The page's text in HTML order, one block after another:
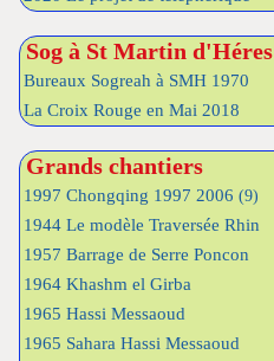
Sog à St Martin d'Héres
Bureaux Sogreah à SMH 1970
La Croix Rouge en Mai 2018
Grands chantiers
1997 Chongqing 1997 2006 (9)
1944 Le modèle Traversée Rhin
1957 Barrage de Serre Poncon
1964 Khashm el Girba
1965 Hassi Messaoud
1965 Sahara Hassi Messaoud